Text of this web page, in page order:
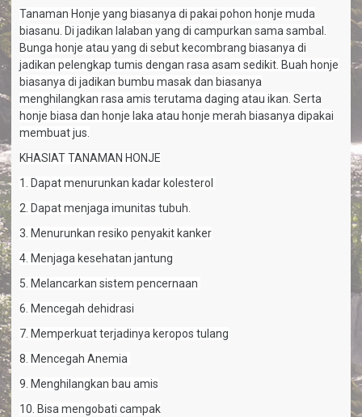
Tanaman Honje yang biasanya di pakai pohon honje muda
biasanu. Di jadikan lalaban yang di campurkan sama sambal.
Bunga honje atau yang di sebut kecombrang biasanya di
jadikan pelengkap tumis dengan rasa asam sedikit. Buah honje
biasanya di jadikan bumbu masak dan biasanya
menghilangkan rasa amis terutama daging atau ikan. Serta
honje biasa dan honje laka atau honje merah biasanya dipakai
membuat jus.
KHASIAT TANAMAN HONJE
1. Dapat menurunkan kadar kolesterol
2. Dapat menjaga imunitas tubuh.
3. Menurunkan resiko penyakit kanker
4. Menjaga kesehatan jantung
5. Melancarkan sistem pencernaan
6. Mencegah dehidrasi
7. Memperkuat terjadinya keropos tulang
8. Mencegah Anemia
9. Menghilangkan bau amis
10. Bisa mengobati campak